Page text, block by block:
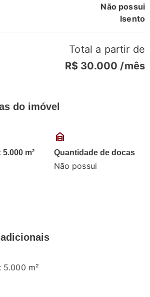
Não possui
Isento
Total a partir de
R$ 30.000 /mês
do imóvel
m²
garage_home
Quantidade de docas
Não possui
5.000 m²